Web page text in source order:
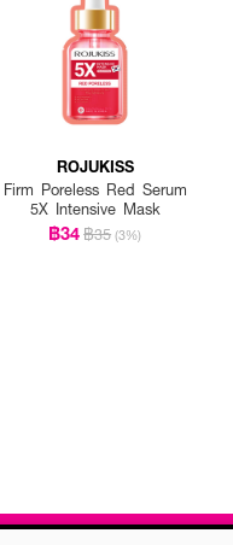
ROJUKISS
Firm Poreless Red Serum
5X Intensive Mask
฿34฿35 (3%)